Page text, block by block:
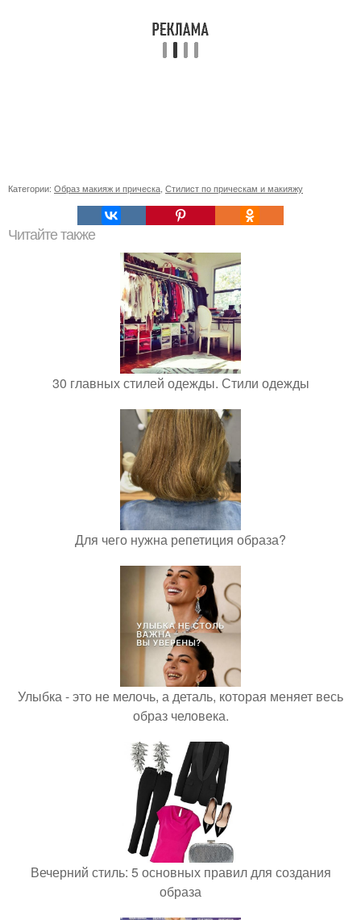
Категории: Образ макияж и прическа Стилист по прическам и макияжу
Читайте также
30 главных стилей одежды. Стили одежды
Для чего нужна репетиция образа?
Улыбка - это не мелочь, а деталь, которая меняет весь
образ человека.
Вечерний стиль: 5 основных правил для создания
образа